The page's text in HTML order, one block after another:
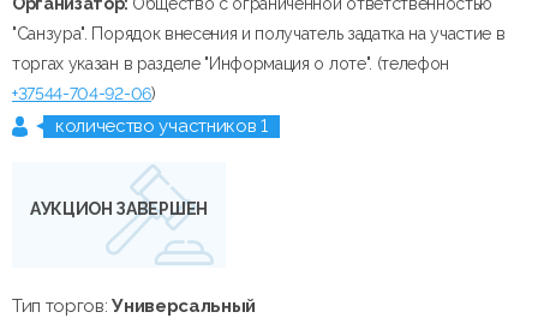
"Санзура". Порядок внесения и получатель задатка на участие в
торгах указан в разделе "Информация о лоте". (телефон
+37544-704-92-06)
количество участников 1
АУКЦИОН ЗАВЕРШЕН
Тип торгов:Универсальный